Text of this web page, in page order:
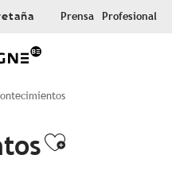
Prensa Profesional
Ajouter